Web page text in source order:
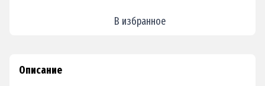
В избранное
Описание